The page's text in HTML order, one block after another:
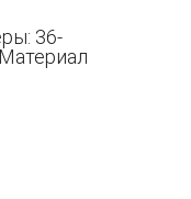
36-